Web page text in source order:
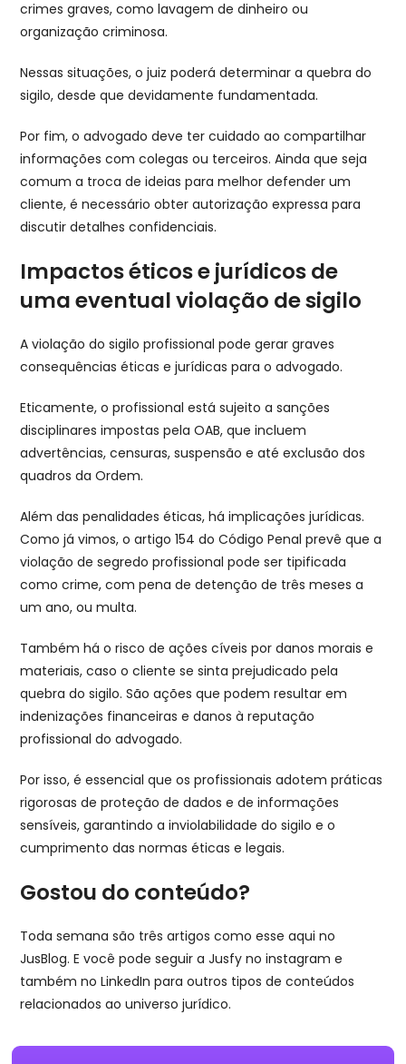
crimes graves, como lavagem de dinheiro ou
organização criminosa.
Nessas situações, o juiz poderá determinar a quebra do
sigilo, desde que devidamente fundamentada.
Por fim, o advogado deve ter cuidado ao compartilhar
informações com colegas ou terceiros. Ainda que seja
comum a troca de ideias para melhor defender um
cliente, é necessário obter autorização expressa para
discutir detalhes confidenciais.
Impactos éticos e jurídicos de
uma eventual violação de sigilo
A violação do sigilo profissional pode gerar graves
consequências éticas e jurídicas para o advogado.
Eticamente, o profissional está sujeito a sanções
disciplinares impostas pela OAB, que incluem
advertências, censuras, suspensão e até exclusão dos
quadros da Ordem.
Além das penalidades éticas, há implicações jurídicas.
Como já vimos, o artigo 154 do Código Penal prevê que a
violação de segredo profissional pode ser tipificada
como crime, com pena de detenção de três meses a
um ano, ou multa.
Também há o risco de ações cíveis por danos morais e
materiais, caso o cliente se sinta prejudicado pela
quebra do sigilo. São ações que podem resultar em
indenizações financeiras e danos à reputação
profissional do advogado.
Por isso, é essencial que os profissionais adotem práticas
rigorosas de proteção de dados e de informações
sensíveis, garantindo a inviolabilidade do sigilo e o
cumprimento das normas éticas e legais.
Gostou do conteúdo?
Toda semana são três artigos como esse aqui no
JusBlog. E você pode seguir a Jusfy no instagram e
também no LinkedIn para outros tipos de conteúdos
relacionados ao universo jurídico.